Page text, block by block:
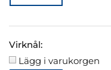
Virknål:
Lägg i varukorgen